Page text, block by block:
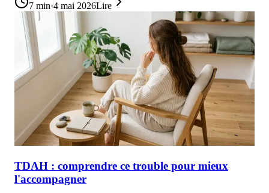
7 min·4 mai 2026Lire
TDAH : comprendre ce trouble pour mieux
l'accompagner